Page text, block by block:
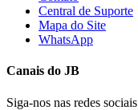
Central de Suporte
Mapa do Site
WhatsApp
Canais do JB
Siga-nos nas redes sociais